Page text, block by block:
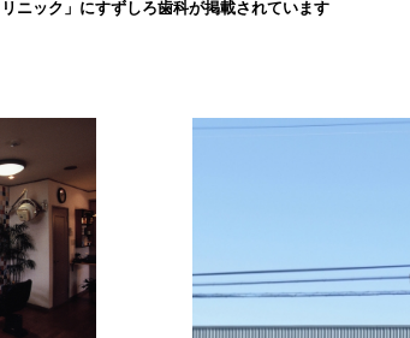
ニック」にすずしろ歯科が掲載されています